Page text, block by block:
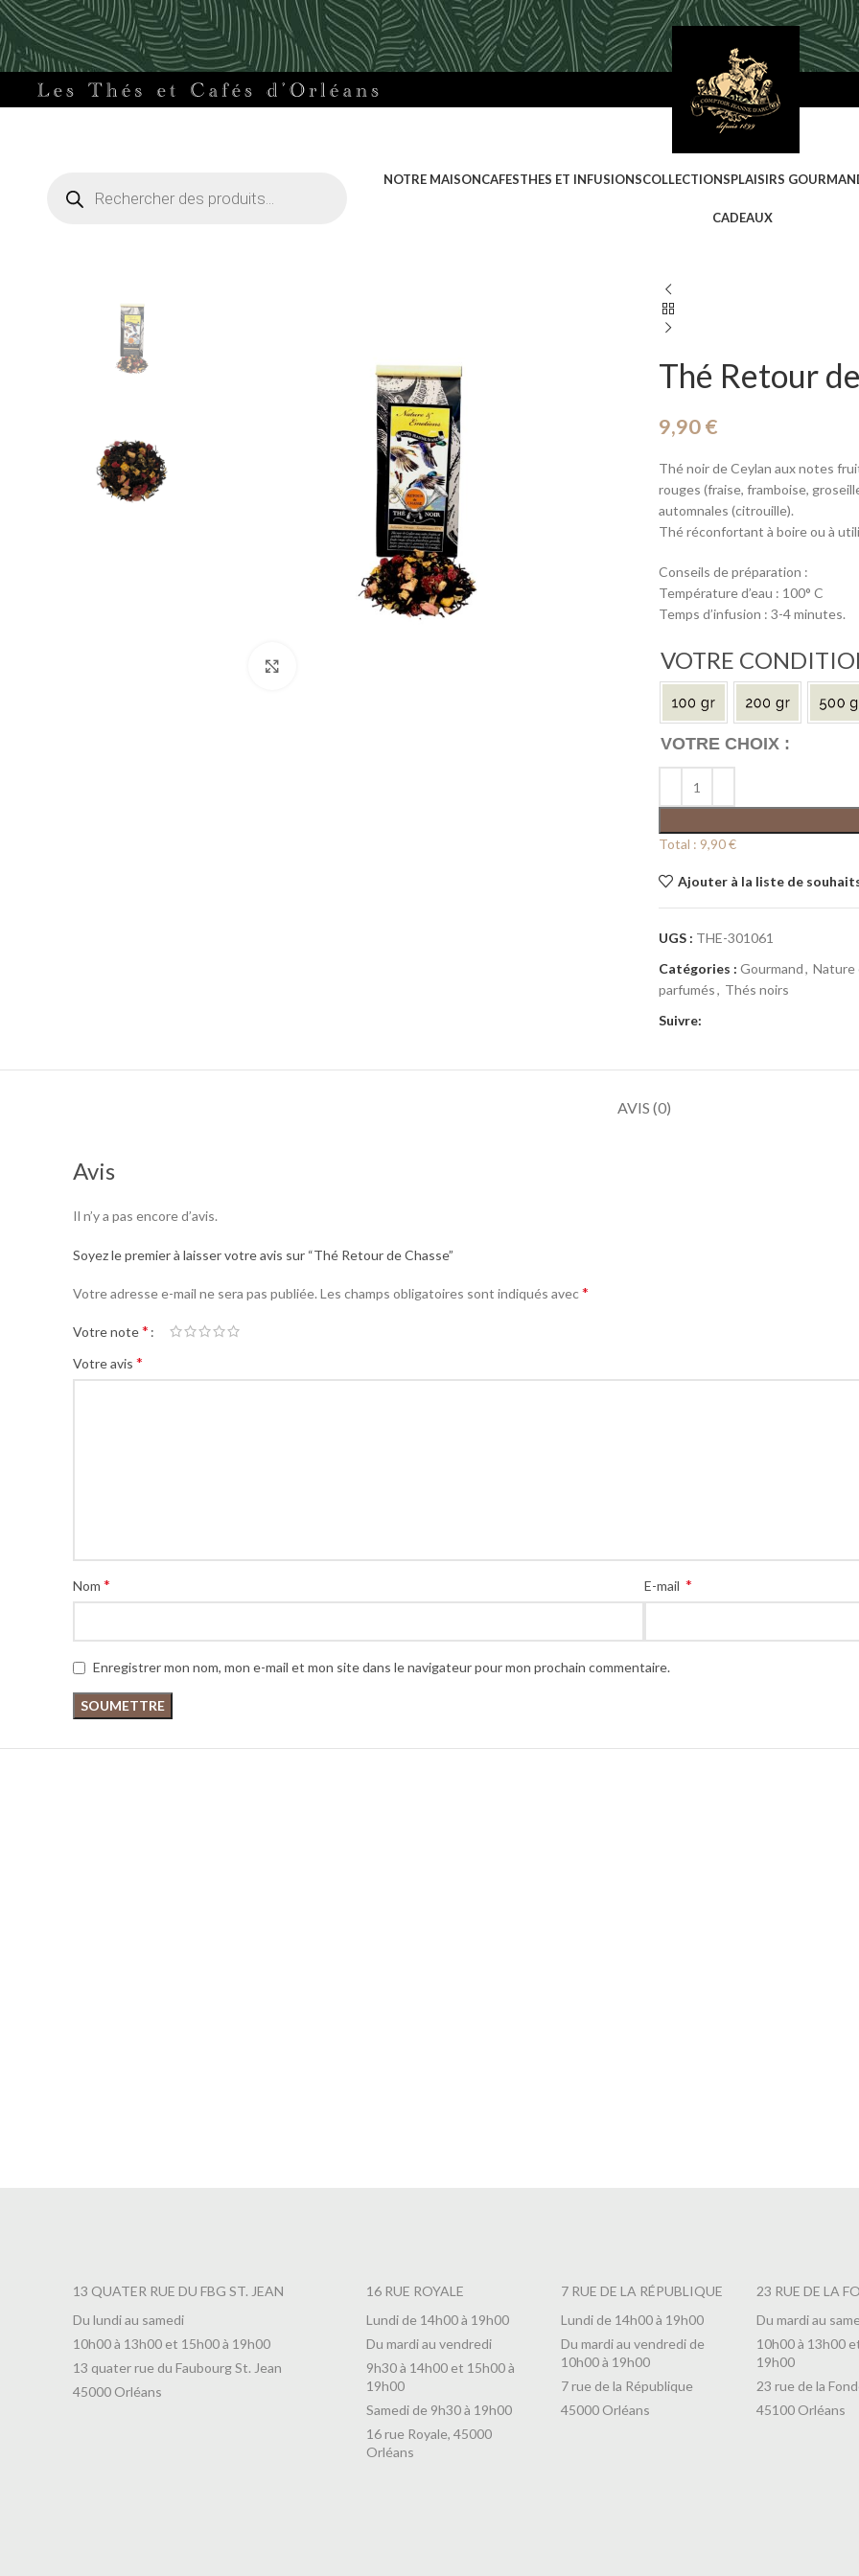
produits
NOTRE MAISONCAFESTHES ET INFUSIONSCOLLECTIONSPLAISIRS
CADEAUX
Thé Retour
9,90€
Thé noir de Ceylan aux notes
rouges (fraise, framboise,
automnales (citrouille).
Thé réconfortant à boire ou à
Conseils de préparation :
Température d’eau : 100° C
Temps d’infusion : 3-4 minutes.
VOTRE
Total : 9,90 €
Ajouter à la liste de
UGS : THE-301061
Catégories : Gourmand, Nature
parfumés, Thés noirs
Suivre:
AVIS (0)
Avis
Il n’y a pas encore d’avis.
Soyez le premier à laisser votre avis sur “Thé Retour de Chasse”
Votre adresse e-mail ne sera pas publiée. Les champs obligatoires sont indiqués avec*
Votre note*
Votre avis *
Nom * E-mail *
Enregistrer mon nom, mon e-mail et mon site dans le navigateur pour mon prochain commentaire.
13 QUATER RUE DU FBG ST. JEAN
Du lundi au samedi
10h00 à 13h00 et 15h00 à 19h00
13 quater rue du Faubourg St. Jean
45000 Orléans
16 RUE ROYALE
Lundi de 14h00 à 19h00
Du mardi au vendredi
9h30 à 14h00 et 15h00 à
19h00
Samedi de 9h30 à 19h00
16 rue Royale, 45000
Orléans
7 RUE DE LA RÉPUBLIQUE
Lundi de 14h00 à 19h00
Du mardi au vendredi de
10h00 à 19h00
7 rue de la République
45000 Orléans
23 RUE DE LA
Du mardi au
10h00 à 13h00
19h00
23 rue de la
45100 Orléans